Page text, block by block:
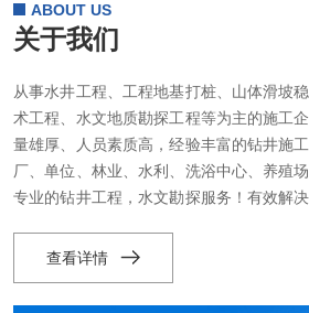
ABOUT US
关于我们
从事水井工程、工程地基打桩、山体滑坡
术工程、水文地质勘探工程等为主的施工
量雄厚、人员素质高，经验丰富的钻井施
厂、单位、林业、水利、洗浴中心、养殖
专业的钻井工程，水文勘探服务！有效解
保，冬暖夏凉，健康之水。一次性投入，
调井、地源热泵井...
查看详情